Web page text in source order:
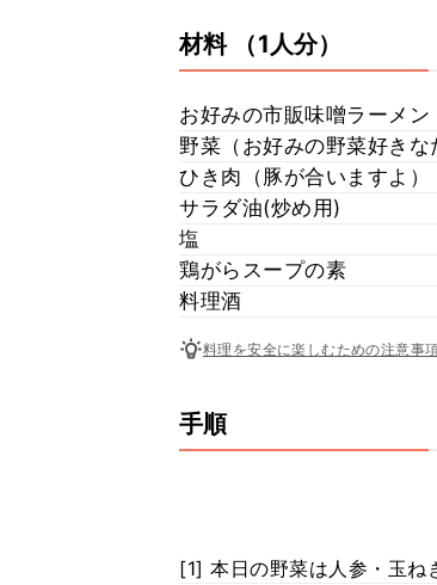
材料 （1人分）
お好みの市販味噌ラーメン
野菜（お好みの野菜好きな
ひき肉（豚が合いますよ）
サラダ油(炒め用)
塩
鶏がらスープの素
料理酒
料理を安全に楽しむための注意事
手順
[1] 本日の野菜は人参・玉ね